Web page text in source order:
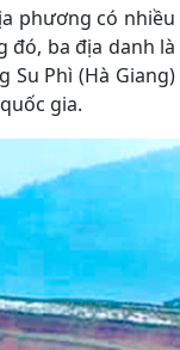
phương có nhiều
đó, ba địa danh là
Su Phì (Hà Giang)
gia.